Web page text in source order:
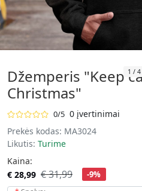
1 / 4
Džemperis "Keep
Christmas"
0/5 0 įvertinimai
Prekės kodas: MA3024
Likutis: Turime
Kaina:
€ 28,99 € 31,99 -9%